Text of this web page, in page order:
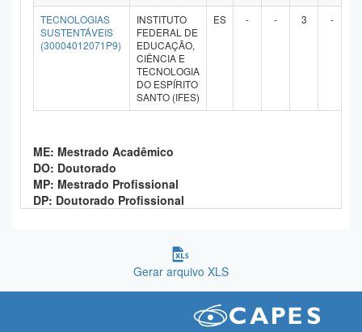
TECNOLOGIAS
SUSTENTÁVEIS
(30004012071P9)
INSTITUTO
FEDERAL DE
EDUCAÇÃO,
CIÊNCIA E
TECNOLOGIA
DO ESPÍRITO
SANTO (IFES)
ES - - 3 -
ME: Mestrado Acadêmico
DO: Doutorado
MP: Mestrado Profissional
DP: Doutorado Profissional
Gerar arquivo XLS